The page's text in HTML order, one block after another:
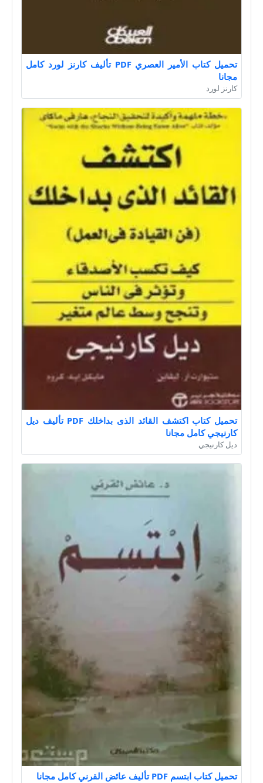
تحميل كتاب الأمير العصري PDF تأليف كارنز لورد كامل
مجانا
كارنز لورد
تحميل كتاب اكتشف القائد الذى بداخلك PDF تأليف ديل
كارنيجي كامل مجانا
ديل كارنيجي
تحميل كتاب ابتسم PDF تأليف عائض القرني كامل مجانا